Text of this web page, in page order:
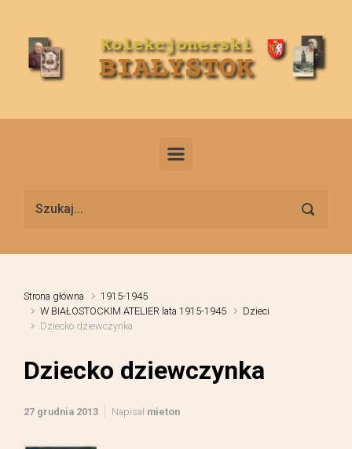
Strona główna
1915-1945
W BIAŁOSTOCKIM ATELIER lata 1915-1945
Dzieci
Dziecko dziewczynka
Dziecko dziewczynka
27 grudnia 2013 Napisał mieton